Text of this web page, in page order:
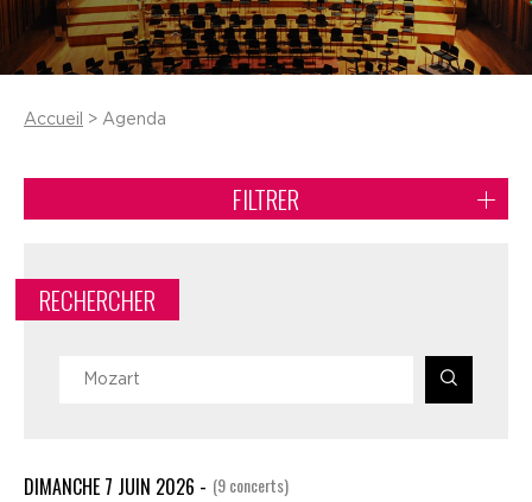
Accueil > Agenda
DIMANCHE 7 JUIN 2026 - (9 concerts)
FILTRER
RECHERCHER